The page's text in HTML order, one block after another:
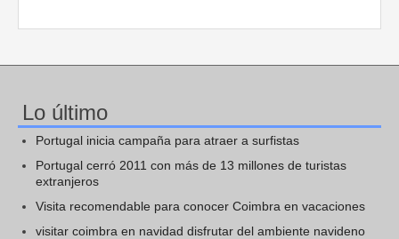
Lo último
Portugal inicia campaña para atraer a surfistas
Portugal cerró 2011 con más de 13 millones de turistas
extranjeros
Visita recomendable para conocer Coimbra en vacaciones
visitar coimbra en navidad disfrutar del ambiente navideno